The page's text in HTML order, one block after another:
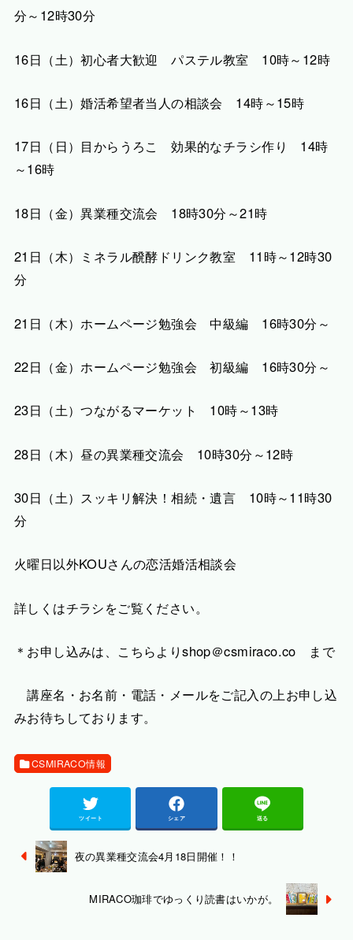
分～12時30分
16日（土）初心者大歓迎 パステル教室 10時～12時
16日（土）婚活希望者当人の相談会 14時～15時
17日（日）目からうろこ 効果的なチラシ作り 14時
～16時
18日（金）異業種交流会 18時30分～21時
21日（木）ミネラル醗酵ドリンク教室 11時～12時30
分
21日（木）ホームページ勉強会 中級編 16時30分～
22日（金）ホームページ勉強会 初級編 16時30分～
23日（土）つながるマーケット 10時～13時
28日（木）昼の異業種交流会 10時30分～12時
30日（土）スッキリ解決！相続・遺言 10時～11時30
分
火曜日以外KOUさんの恋活婚活相談会
詳しくはチラシをご覧ください。
＊お申し込みは、こちらよりshop＠csmiraco.co まで
講座名・お名前・電話・メールをご記入の上お申し込
みお待ちしております。
CSMIRACO情報
ツイート シェア 送る
夜の異業種交流会4月18日開催！！
MIRACO珈琲でゆっくり読書はいかが。